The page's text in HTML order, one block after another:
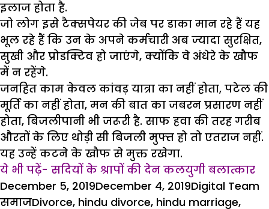
इलाज होता है.
जो लोग इसे टैक्सपेयर की जेब पर डाका मान रहे हैं यह
भूल रहे हैं कि उन के अपने कर्मचारी अब ज्यादा सुरक्षित,
सुखी और प्रोडक्टिव हो जाएंगे, क्योंकि वे अंधेरे के खौफ
में न रहेंगे.
जनहित काम केवल कांवड़ यात्रा का नहीं होता, पटेल की
मूर्ति का नहीं होता, मन की बात का जबरन प्रसारण नहीं
होता, बिजलीपानी भी जरूरी है. साफ हवा की तरह गरीब
औरतों के लिए थोड़ी सी बिजली मुफ्त हो तो एतराज नहीं.
यह उन्हें कटने के खौफ से मुक्त रखेगा.
ये भी पढ़ें- सदियों के श्रापों की देन कलयुगी बलात्कार
Posted
on
December 5, 2019December 4, 2019Author
Digital Team
समाजTags
Divorce, hindu divorce, hindu marriage,